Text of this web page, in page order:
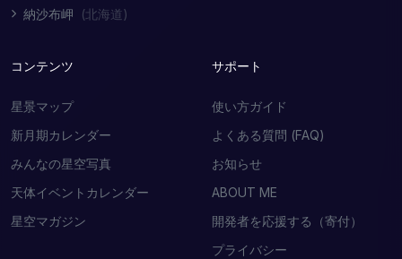
納沙布岬
(北海道)
コンテンツ
星景マップ
新月期カレンダー
みんなの星空写真
天体イベントカレンダー
星空マガジン
サポート
使い方ガイド
よくある質問 (FAQ)
お知らせ
ABOUT ME
開発者を応援する（寄付）
プライバシー